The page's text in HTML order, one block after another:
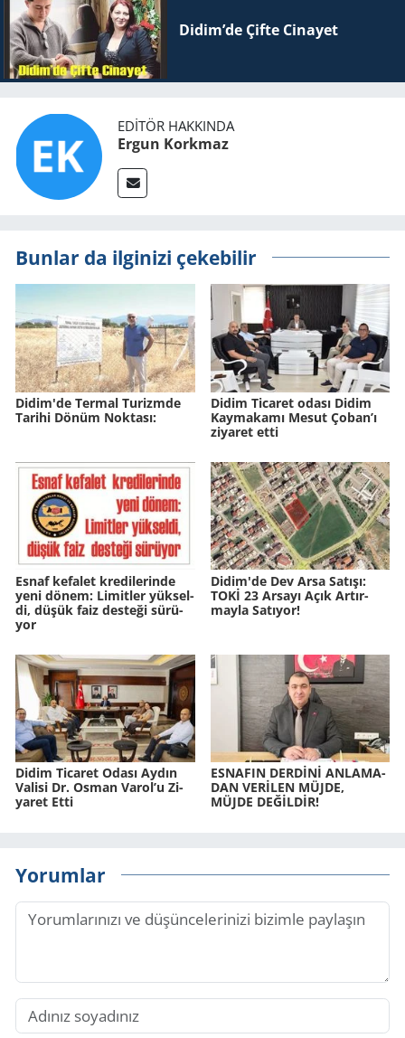
Didim’de Çifte Ci­na­yet
EDITÖR HAKKINDA
Ergun Korkmaz
Bunlar da ilginizi çekebilir
Didim'de Ter­mal Tu­rizm­de
Ta­ri­hi Dönüm Nok­ta­sı:
Didim Ticaret odası Didim
Kaymakamı Mesut Çoban’ı
ziyaret etti
Esnaf ke­fa­let kre­di­le­rin­de
yeni dönem: Li­mit­ler yük­sel­
di, düşük faiz des­te­ği sü­rü­
yor
Didim'de Dev Arsa Sa­tı­şı:
TOKİ 23 Ar­sa­yı Açık Ar­tır­
may­la Sa­tı­yor!
Didim Ti­ca­ret Odası Aydın
Va­li­si Dr. Osman Varol’u Zi­
ya­ret Etti
ES­NA­FIN DERDİNİ AN­LA­MA­
DAN VERİLEN MÜJDE,
MÜJDE DEĞİLDİR!
Yorumlar